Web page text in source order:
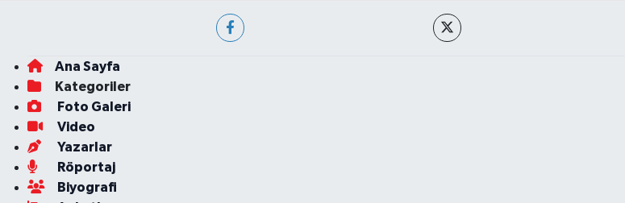
Ana Sayfa
Kategoriler
Foto Galeri
Video
Yazarlar
Röportaj
Biyografi